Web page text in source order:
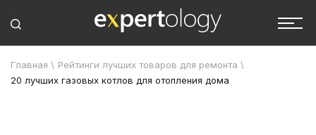
Главная \ Рейтинги лучших товаров для ремонта \
20 лучших газовых котлов для отопления дома